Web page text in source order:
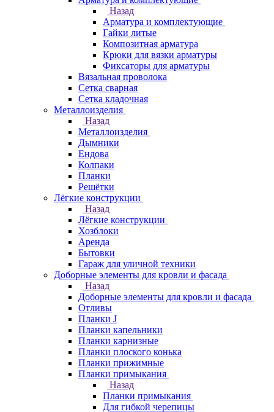
Назад
Арматура и комплектующие
Гайки литые
Композитная арматура
Крюки для вязки арматуры
Фиксаторы для арматуры
Вязальная проволока
Сетка сварная
Сетка кладочная
Металлоизделия
Назад
Металлоизделия
Дымники
Ендова
Колпаки
Планки
Решётки
Лёгкие конструкции
Назад
Лёгкие конструкции
Хозблоки
Аренда
Бытовки
Гараж для уличной техники
Доборные элементы для кровли и фасада
Назад
Доборные элементы для кровли и фасада
Отливы
Планки J
Планки капельники
Планки карнизные
Планки плоского конька
Планки прижимные
Планки примыкания
Назад
Планки примыкания
Для гибкой черепицы